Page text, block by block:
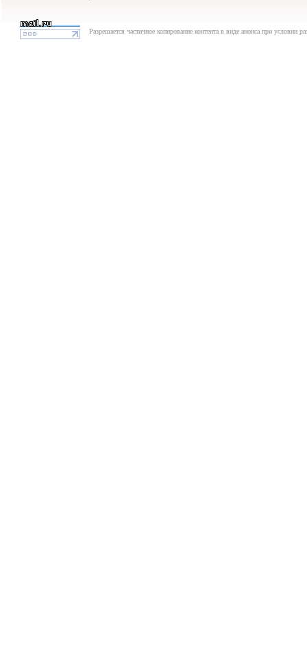
Разрешается частичное копирование контента в виде анонса при условии